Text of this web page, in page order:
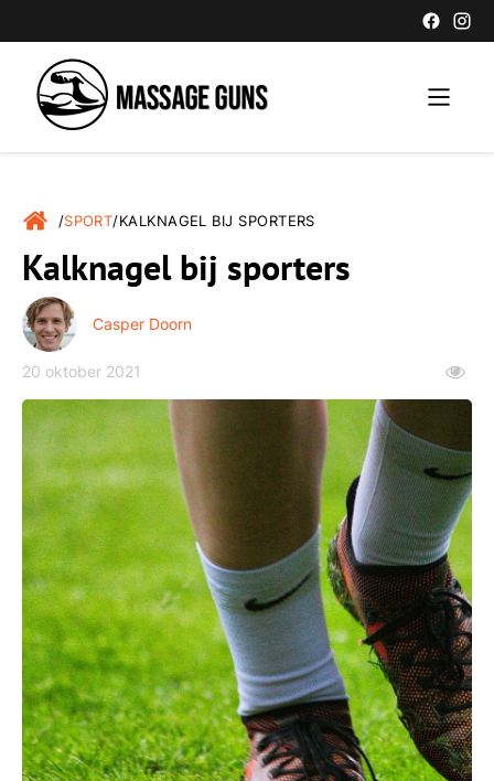
/SPORT/KALKNAGEL BIJ SPORTERS
Kalknagel bij sporters
Casper Doorn
20 oktober 2021